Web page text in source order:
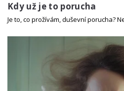
Kdy už je to porucha
Je to, co prožívám, duševní porucha?